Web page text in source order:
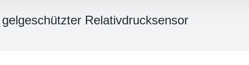
Relativdrucksensor